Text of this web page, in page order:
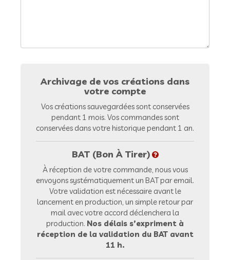
Archivage de vos créations dans
votre compte
Vos créations sauvegardées sont conservées
pendant 1 mois. Vos commandes sont
conservées dans votre historique pendant 1 an.
BAT (Bon À Tirer)
À réception de votre commande, nous vous
envoyons systématiquement un BAT par email.
Votre validation est nécessaire avant le
lancement en production, un simple retour par
mail avec votre accord déclenchera la
production. Nos délais s’expriment à
réception de la validation du BAT avant
11 h.